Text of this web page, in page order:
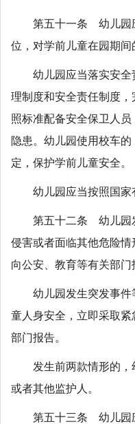
第五十一条 幼儿园
位，对学前儿童在园期间
幼儿园应当落实安
理制度和安全责任制度
照标准配备安全保卫人
隐患。幼儿园使用校车
定，保护学前儿童安全。
幼儿园应当按照国家
第五十二条 幼儿园
侵害或者面临其他危险
向公安、教育等有关部门
幼儿园发生突发事
童人身安全，立即采取
部门报告。
发生前两款情形的
或者其他监护人。
第五十三条 幼儿园